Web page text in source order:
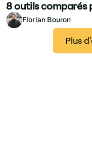
8 outils comparés
Florian Bouron
Plus